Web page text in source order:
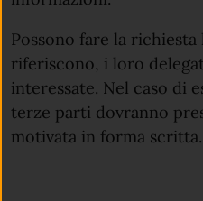
Possono fare la
riferiscono, i loro
interessate. Nel caso di
terze parti dovranno
motivata in forma scritta.